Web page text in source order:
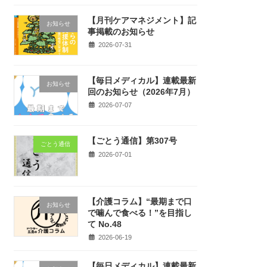
お知らせ
【月刊ケアマネジメント】記
事掲載のお知らせ
2026-07-31
お知らせ
【毎日メディカル】連載最新
回のお知らせ（2026年7月）
2026-07-07
ごとう通信 【ごとう通信】第307号
2026-07-01
お知らせ
【介護コラム】“最期まで口
で噛んで食べる！”を目指し
て No.48
2026-06-19